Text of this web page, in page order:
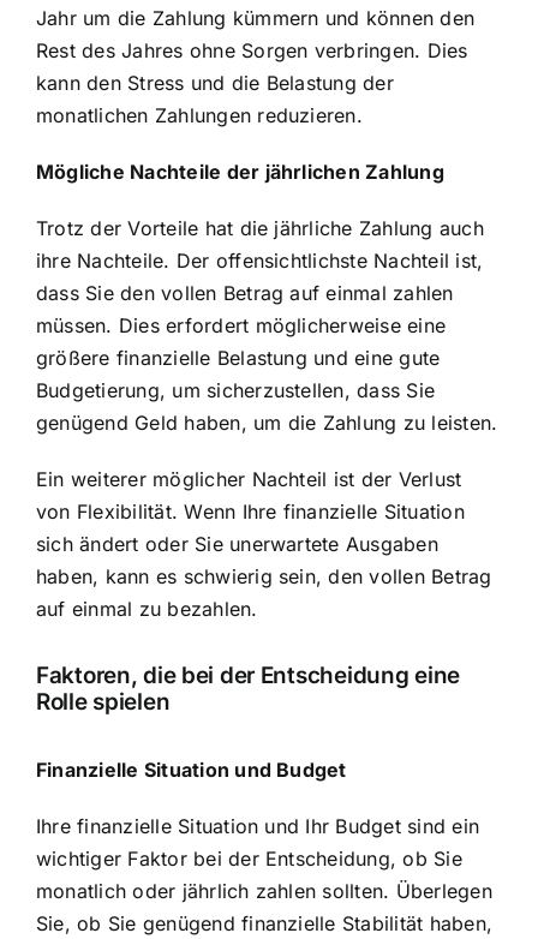
Jahr um die Zahlung kümmern und können den
Rest des Jahres ohne Sorgen verbringen. Dies
kann den Stress und die Belastung der
monatlichen Zahlungen reduzieren.
Mögliche Nachteile der jährlichen Zahlung
Trotz der Vorteile hat die jährliche Zahlung auch
ihre Nachteile. Der offensichtlichste Nachteil ist,
dass Sie den vollen Betrag auf einmal zahlen
müssen. Dies erfordert möglicherweise eine
größere finanzielle Belastung und eine gute
Budgetierung, um sicherzustellen, dass Sie
genügend Geld haben, um die Zahlung zu leisten.
Ein weiterer möglicher Nachteil ist der Verlust
von Flexibilität. Wenn Ihre finanzielle Situation
sich ändert oder Sie unerwartete Ausgaben
haben, kann es schwierig sein, den vollen Betrag
auf einmal zu bezahlen.
Faktoren, die bei der Entscheidung eine
Rolle spielen
Finanzielle Situation und Budget
Ihre finanzielle Situation und Ihr Budget sind ein
wichtiger Faktor bei der Entscheidung, ob Sie
monatlich oder jährlich zahlen sollten. Überlegen
Sie, ob Sie genügend finanzielle Stabilität haben,